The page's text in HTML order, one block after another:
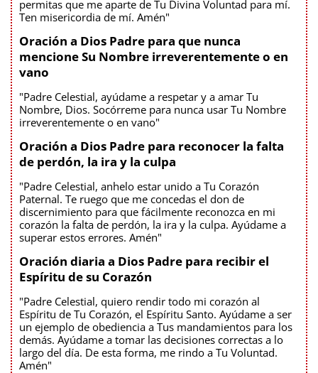
permitas que me aparte de Tu Divina Voluntad para mí.
Ten misericordia de mí. Amén"
Oración a Dios Padre para que nunca
mencione Su Nombre irreverentemente o en
vano
"Padre Celestial, ayúdame a respetar y a amar Tu
Nombre, Dios. Socórreme para nunca usar Tu Nombre
irreverentemente o en vano"
Oración a Dios Padre para reconocer la falta
de perdón, la ira y la culpa
"Padre Celestial, anhelo estar unido a Tu Corazón
Paternal. Te ruego que me concedas el don de
discernimiento para que fácilmente reconozca en mi
corazón la falta de perdón, la ira y la culpa. Ayúdame a
superar estos errores. Amén"
Oración diaria a Dios Padre para recibir el
Espíritu de su Corazón
"Padre Celestial, quiero rendir todo mi corazón al
Espíritu de Tu Corazón, el Espíritu Santo. Ayúdame a ser
un ejemplo de obediencia a Tus mandamientos para los
demás. Ayúdame a tomar las decisiones correctas a lo
largo del día. De esta forma, me rindo a Tu Voluntad.
Amén"